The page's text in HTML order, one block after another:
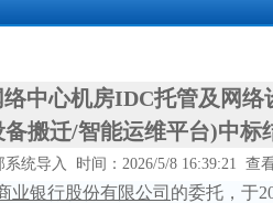
中心机房IDC托管及网
搬迁/智能运维平台)中标
系统导入 时间：2026/5/8 16:39:21 查
业银行股份有限公司 的委托，于